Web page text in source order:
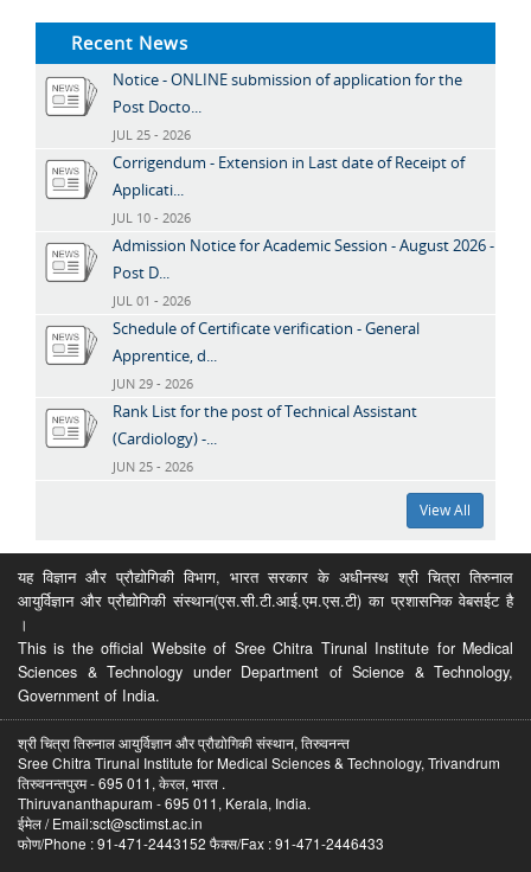
Recent News
Notice - ONLINE submission of application for the
Post Docto...
JUL 25 - 2026
Corrigendum - Extension in Last date of Receipt of
Applicati...
JUL 10 - 2026
Admission Notice for Academic Session - August 2026 -
Post D...
JUL 01 - 2026
Schedule of Certificate verification - General
Apprentice, d...
JUN 29 - 2026
Rank List for the post of Technical Assistant
(Cardiology) -...
JUN 25 - 2026
View All
यह विज्ञान और प्रौद्योगिकी विभाग, भारत सरकार के अधीनस्थ श्री चित्रा तिरुनाल
आयुर्विज्ञान और प्रौद्योगिकी संस्थान(एस.सी.टी.आई.एम.एस.टी) का प्रशासनिक वेबसईट है
।
This is the official Website of Sree Chitra Tirunal Institute for Medical
Sciences & Technology under Department of Science & Technology,
Government of India.
श्री चित्रा तिरुनाल आयुर्विज्ञान और प्रौद्योगिकी संस्थान, तिरुवनन्त
Sree Chitra Tirunal Institute for Medical Sciences & Technology, Trivandrum
तिरुवनन्तपुरम - 695 011, केरल, भारत .
Thiruvananthapuram - 695 011, Kerala, India.
ईमेल / Email:sct@sctimst.ac.in
फोण/Phone : 91-471-2443152 फैक्स/Fax : 91-471-2446433